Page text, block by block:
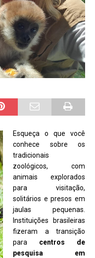
Esqueça o que você
conhece sobre os
tradicionais
zoológicos, com
animais explorados
para visitação,
solitários e presos em
jaulas pequenas.
Instituições brasileiras
fizeram a transição
para centros de
pesquisa em